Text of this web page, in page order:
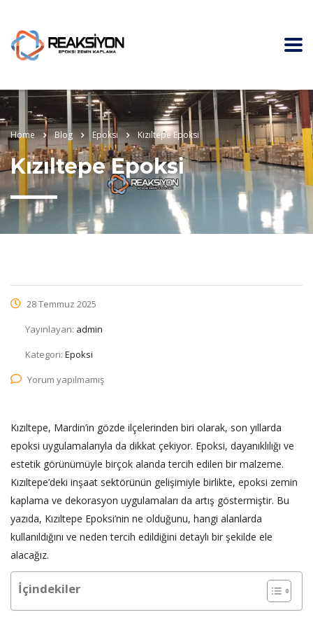
Home Blog Epoksi Kızıltepe Epoksi
Kızıltepe Epoksi
28 Temmuz 2025
Yayınlayan: admin
Kategori: Epoksi
Yorum yapılmamış
Kızıltepe, Mardin’in gözde ilçelerinden biri olarak, son yıllarda
epoksi uygulamalarıyla da dikkat çekiyor. Epoksi, dayanıklılığı ve
estetik görünümüyle birçok alanda tercih edilen bir malzeme.
Kızıltepe’deki inşaat sektörünün gelişimiyle birlikte, epoksi zemin
kaplama ve dekorasyon uygulamaları da artış göstermiştir. Bu
yazıda, Kızıltepe Epoksi’nin ne olduğunu, hangi alanlarda
kullanıldığını ve neden tercih edildiğini detaylı bir şekilde ele
alacağız.
İçindekiler